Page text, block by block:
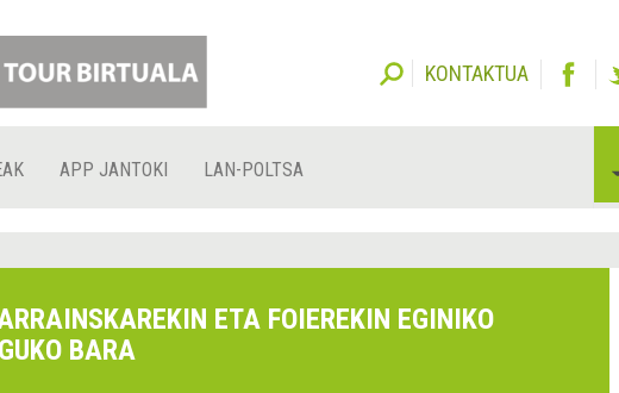
KONTAKTUA
APP JANTOKI LAN-POLTSA
ETA FOIEREKIN EGINIKO
BARA